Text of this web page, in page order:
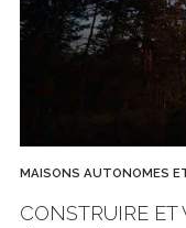
MAISONS AUTONOMES
CONSTRUIRE